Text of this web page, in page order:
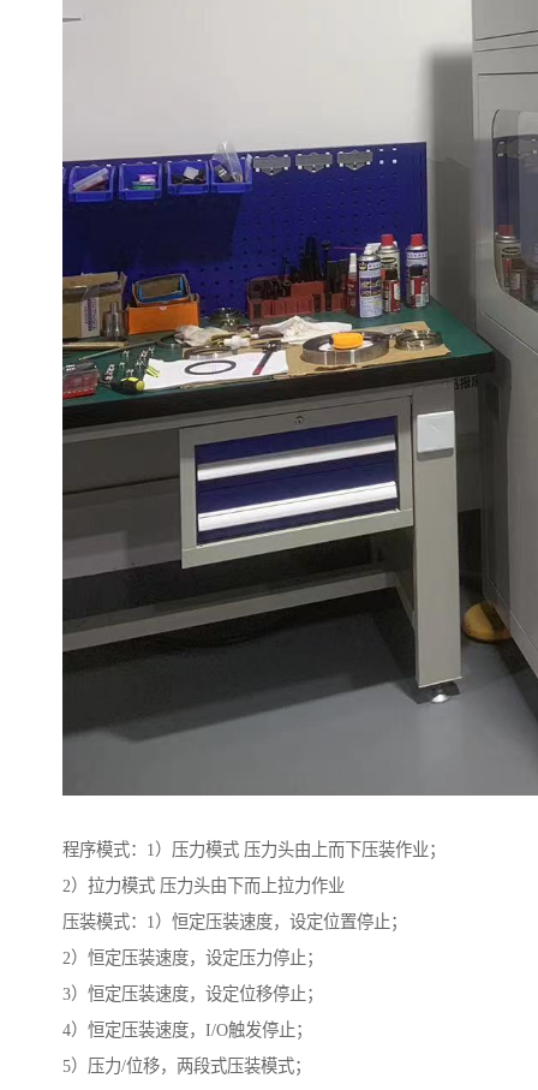
程序模式：1）压力模式 压力头由上而下压装作业；
2）拉力模式 压力头由下而上拉力作业
压装模式：1）恒定压装速度，设定位置停止；
2）恒定压装速度，设定压力停止；
3）恒定压装速度，设定位移停止；
4）恒定压装速度，I/O触发停止；
5）压力/位移，两段式压装模式；